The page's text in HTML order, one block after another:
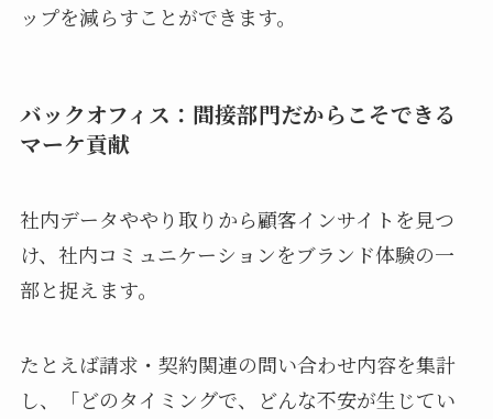
ップを減らすことができます。
バックオフィス：間接部門だからこそできる
マーケ貢献
社内データややり取りから顧客インサイトを見つ
け、社内コミュニケーションをブランド体験の一
部と捉えます。
たとえば請求・契約関連の問い合わせ内容を集計
し、「どのタイミングで、どんな不安が生じてい